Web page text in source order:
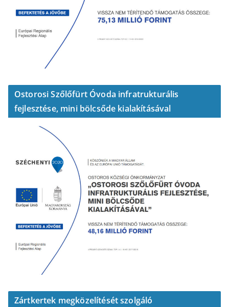
Ostorosi Szőlőfürt Óvoda infratrukturális
fejlesztése, mini bölcsőde kialakításával
Zártkertek megközelítését szolgáló